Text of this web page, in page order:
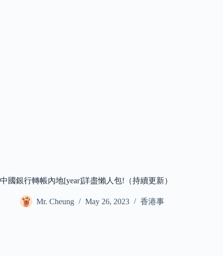
中國銀行轉帳內地[year]詳盡懶人包!（持續更新）
Mr. Cheung May 26, 2023 香港事